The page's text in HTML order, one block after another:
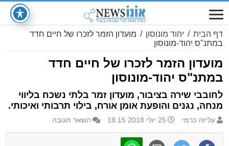
דף הבית / יהוד מונוסון / מועדון הזמר לזכרו של חיים חדד
במתנ"ס יהוד-מונוסון
מועדון הזמר לזכרו של חיים חדד
במתנ"ס יהוד-מונוסון
לחובבי שירה בציבור, מועדון זמר בלתי נשכח בליווי
מנחה, נגנים והופעת אומן אורח, בילוי תרבותי ואיכותי.
עליזה כרמי 25 יולי 2018 18:15 השאר תגובה